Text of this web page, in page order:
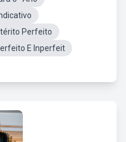
Perfeito
E Inperfeit